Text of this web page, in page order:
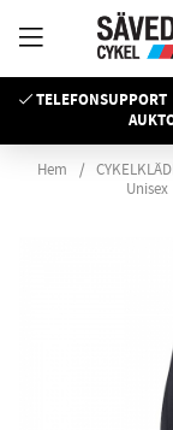
TELEFONSUPPORT
Hem
Unisex